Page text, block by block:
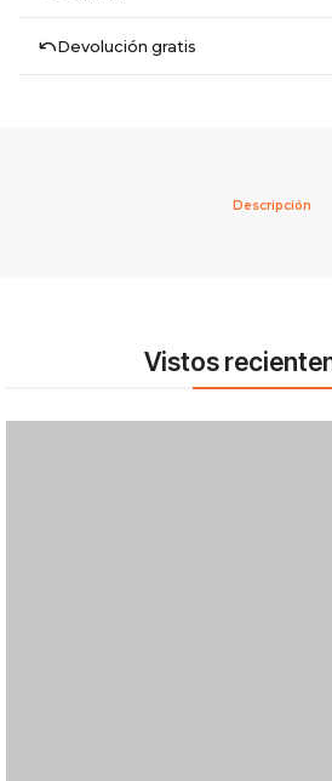
Devolución gratis
Descripción
Vistos